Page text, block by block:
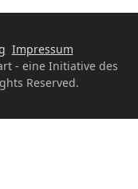
Impressum
- eine Initiative des
Reserved.